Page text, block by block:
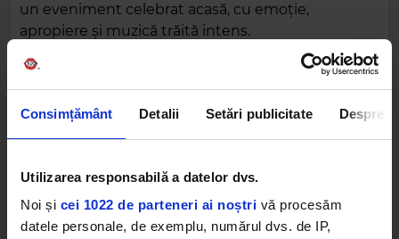
Consimțământ Detalii Setări publicitate Despre
Utilizarea responsabilă a datelor dvs.
Noi și cei 1022 de parteneri ai noștri vă procesăm
datele personale, de exemplu, numărul dvs. de IP,
un eveniment celebrat acasă, cu emoție,
apropiere și muzică trăită intens.